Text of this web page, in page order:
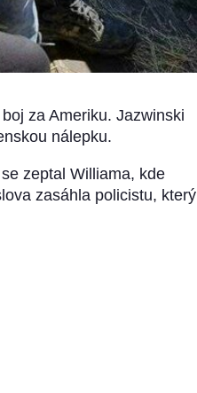
za Ameriku. Jazwinski
nálepku.
zeptal Williama, kde
zasáhla policistu, který